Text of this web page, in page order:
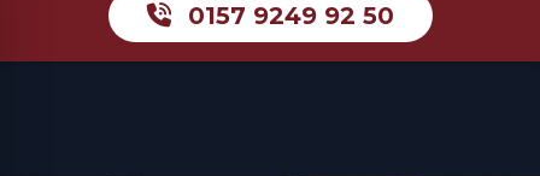
0157 9249 92 50